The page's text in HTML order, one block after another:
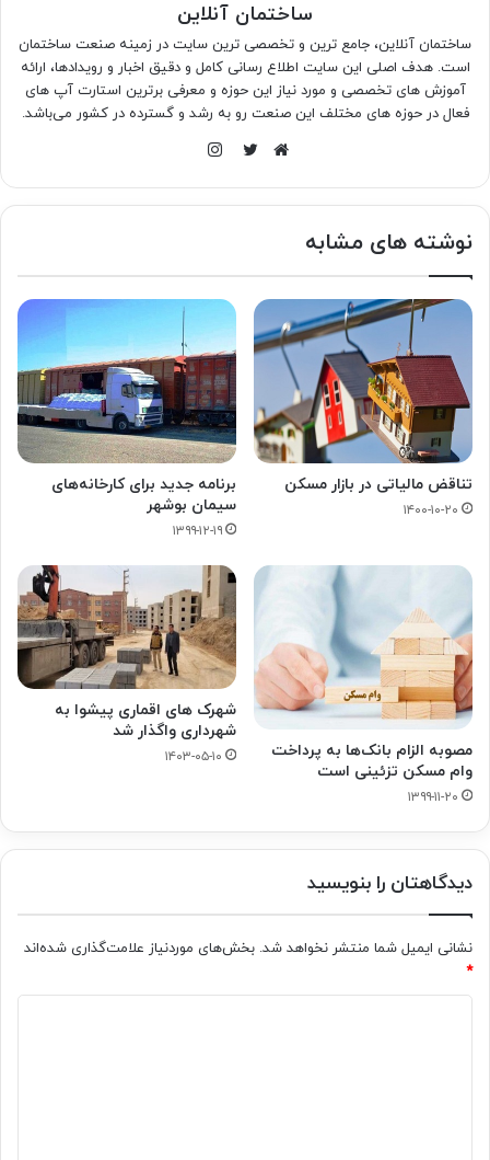
ساختمان آنلاین
ساختمان آنلاین، جامع ترین و تخصصی ترین سایت در زمینه صنعت ساختمان
است. هدف اصلی این سایت اطلاع رسانی کامل و دقیق اخبار و رویدادها، ارائه
آموزش های تخصصی و مورد نیاز این حوزه و معرفی برترین استارت آپ های
فعال در حوزه های مختلف این صنعت رو به رشد و گسترده در کشور می‌باشد.
نوشته های مشابه
تناقض مالیاتی در بازار مسکن
۱۴۰۰-۱۰-۲۰
برنامه جدید برای کارخانه‌‏های
سیمان بوشهر
۱۳۹۹-۱۲-۱۹
مصوبه الزام بانک‌ها به پرداخت
وام مسکن تزئینی است
۱۳۹۹-۱۱-۲۰
شهرک های اقماری پیشوا به
شهرداری واگذار شد
۱۴۰۳-۰۵-۱۰
دیدگاهتان را بنویسید
نشانی ایمیل شما منتشر نخواهد شد. بخش‌های موردنیاز علامت‌گذاری شده‌اند
*